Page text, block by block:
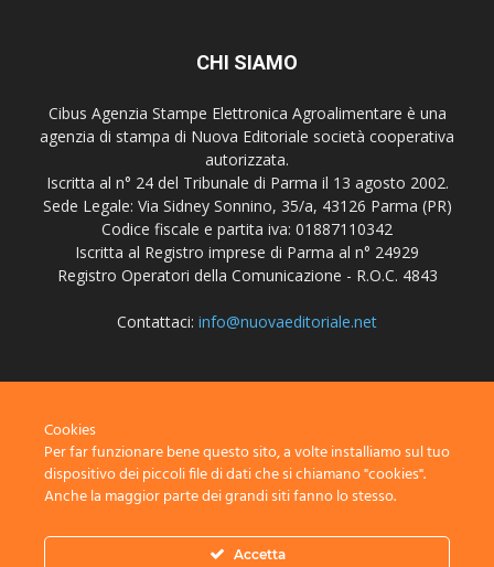
CHI SIAMO
Cibus Agenzia Stampe Elettronica Agroalimentare è una
agenzia di stampa di Nuova Editoriale società cooperativa
autorizzata.
Iscritta al n° 24 del Tribunale di Parma il 13 agosto 2002.
Sede Legale: Via Sidney Sonnino, 35/a, 43126 Parma (PR)
Codice fiscale e partita iva: 01887110342
Iscritta al Registro imprese di Parma al n° 24929
Registro Operatori della Comunicazione - R.O.C. 4843
Contattaci: info@nuovaeditoriale.net
Privacy Advertisement
Cookies
Per far funzionare bene questo sito, a volte installiamo sul tuo
dispositivo dei piccoli file di dati che si chiamano "cookies".
Anche la maggior parte dei grandi siti fanno lo stesso.
Accetta